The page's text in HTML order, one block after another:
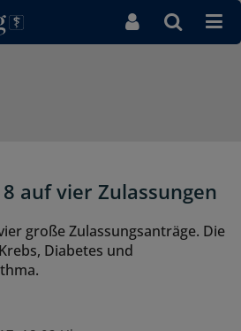
auf vier Zulassungen
große Zulassungsanträge. Die
Diabetes und